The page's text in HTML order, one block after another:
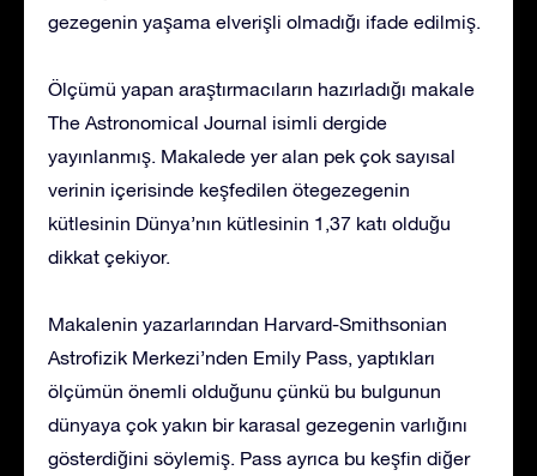
gezegenin yaşama elverişli olmadığı ifade edilmiş.
Ölçümü yapan araştırmacıların hazırladığı makale
The Astronomical Journal isimli dergide
yayınlanmış. Makalede yer alan pek çok sayısal
verinin içerisinde keşfedilen ötegezegenin
kütlesinin Dünya’nın kütlesinin 1,37 katı olduğu
dikkat çekiyor.
Makalenin yazarlarından Harvard-Smithsonian
Astrofizik Merkezi’nden Emily Pass, yaptıkları
ölçümün önemli olduğunu çünkü bu bulgunun
dünyaya çok yakın bir karasal gezegenin varlığını
gösterdiğini söylemiş. Pass ayrıca bu keşfin diğer